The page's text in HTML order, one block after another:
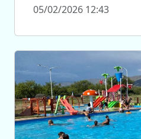
05/02/2026 12:43